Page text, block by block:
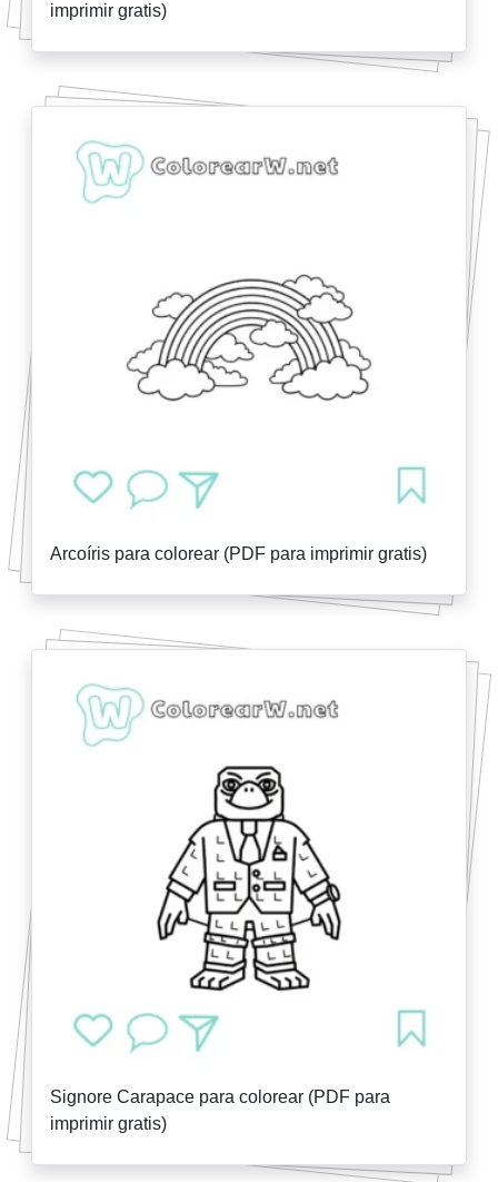
imprimir gratis)
Arcoíris para colorear (PDF para imprimir gratis)
Signore Carapace para colorear (PDF para
imprimir gratis)